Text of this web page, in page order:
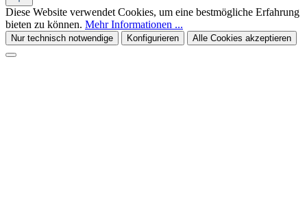
Diese Website verwendet Cookies, um eine bestmögliche Erfahrung
bieten zu können. Mehr Informationen ...
Nur technisch notwendige Konfigurieren Alle Cookies akzeptieren